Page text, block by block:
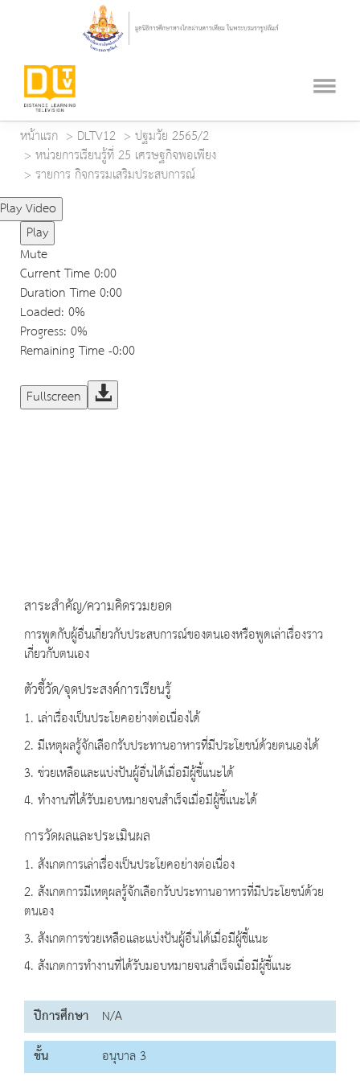
หน้าแรก DLTV12
ปฐมวัย 2565/2
หน่วยการเรียนรู้ที่ 25 เศรษฐกิจพอเพียง
รายการ กิจกรรมเสริมประสบการณ์
Play Video
Play
Mute
Current Time0:00
Duration Time0:00
Loaded: 0%
Progress: 0%
Remaining Time-0:00
Fullscreen
สาระสำคัญ/ความคิดรวมยอด
การพูดกับผู้อื่นเกี่ยวกับประสบการณ์ของตนเองหรือพูดเล่าเรื่องราว
เกี่ยวกับตนเอง
ตัวชี้วัด/จุดประสงค์การเรียนรู้
1. เล่าเรื่องเป็นประโยคอย่างต่อเนื่องได้
2. มีเหตุผลรู้จักเลือกรับประทานอาหารที่มีประโยชน์ด้วยตนเองได้
3. ช่วยเหลือและแบ่งปันผู้อื่นได้เมื่อมีผู้ชี้แนะได้
4. ทำงานที่ได้รับมอบหมายจนสำเร็จเมื่อมีผู้ชี้แนะได้
การวัดผลและประเมินผล
1. สังเกตการเล่าเรื่องเป็นประโยคอย่างต่อเนื่อง
2. สังเกตการมีเหตุผลรู้จักเลือกรับประทานอาหารที่มีประโยชน์ด้วย
ตนเอง
3. สังเกตการช่วยเหลือและแบ่งปันผู้อื่นได้เมื่อมีผู้ชี้แนะ
4. สังเกตการทำงานที่ได้รับมอบหมายจนสำเร็จเมื่อมีผู้ชี้แนะ
ปีการศึกษา N/A
ชั้น
อนุบาล 3